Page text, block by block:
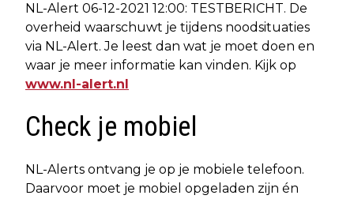
NL-Alert 06-12-2021 12:00: TESTBERICHT. De
overheid waarschuwt je tijdens noodsituaties
via NL-Alert. Je leest dan wat je moet doen en
waar je meer informatie kan vinden. Kijk op
www.nl-alert.nl
Check je mobiel
NL-Alerts ontvang je op je mobiele telefoon.
Daarvoor moet je mobiel opgeladen zijn én